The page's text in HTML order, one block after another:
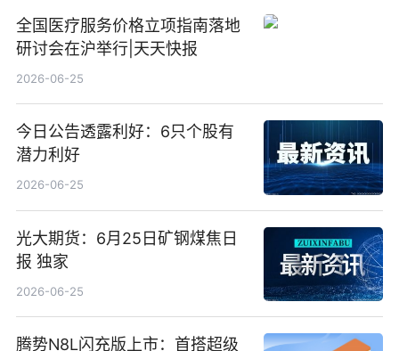
全国医疗服务价格立项指南落地
研讨会在沪举行|天天快报
2026-06-25
今日公告透露利好：6只个股有
潜力利好
2026-06-25
光大期货：6月25日矿钢煤焦日
报 独家
2026-06-25
腾势N8L闪充版上市：首搭超级